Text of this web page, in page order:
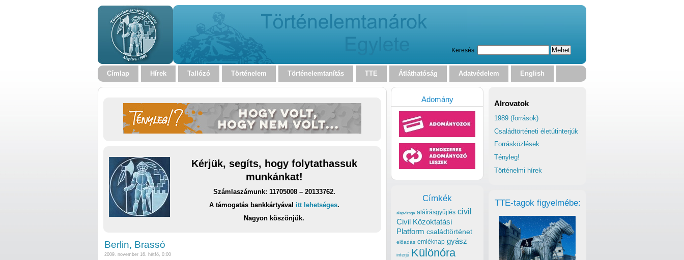
Keresés:
Címlap Hírek Tallózó Történelem Történelemtanítás TTE Átláthatóság Adatvédelem English
Kérjük, segíts, hogy folytathassuk
munkánkat!
Számlaszámunk: 11705008 – 20133762.
A támogatás bankkártyával itt lehetséges.
Nagyon köszönjük.
Berlin, Brassó
2009. november 16. hétfő, 0:00
Alrovatok
1989 (források)
Családtörténeti életútinterjúk
Forrásközlések
Tényleg!
Történelmi hírek
TTE-tagok figyelmébe:
Adomány
Címkék
alapvizsga aláírásgyűjtés civil
Civil Közoktatási
Platform családtörténet
előadás emléknap gyász
interjú Különóra